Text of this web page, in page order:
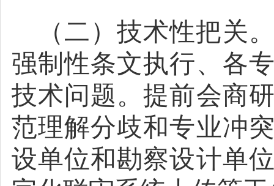
（二）技术性把关
强制性条文执行、各
技术问题。提前会商
范理解分歧和专业冲
设单位和勘察设计单